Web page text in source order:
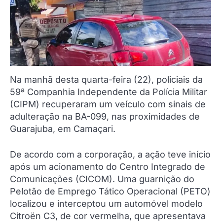
Na manhã desta quarta-feira (22), policiais da
59ª Companhia Independente da Polícia Militar
(CIPM) recuperaram um veículo com sinais de
adulteração na BA-099, nas proximidades de
Guarajuba, em Camaçari.
De acordo com a corporação, a ação teve início
após um acionamento do Centro Integrado de
Comunicações (CICOM). Uma guarnição do
Pelotão de Emprego Tático Operacional (PETO)
localizou e interceptou um automóvel modelo
Citroën C3, de cor vermelha, que apresentava